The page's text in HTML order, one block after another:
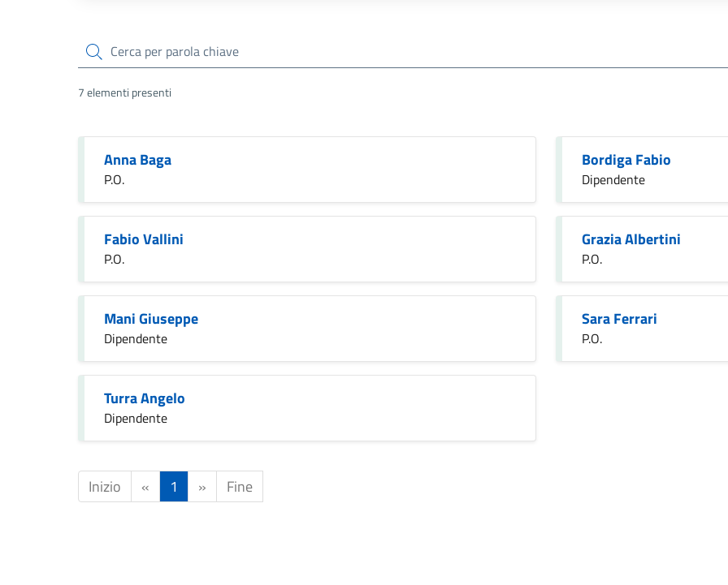
cerca
7 elementi presenti
Anna Baga
P.O.
Bordiga Fabio
Dipendente
Fabio Vallini
P.O.
Grazia Albertini
P.O.
Mani Giuseppe
Dipendente
Sara Ferrari
P.O.
Turra Angelo
Dipendente
Inizio « 1 » Fine